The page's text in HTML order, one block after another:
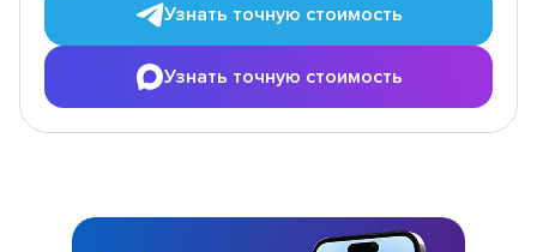
Узнать точную стоимость
Узнать точную стоимость